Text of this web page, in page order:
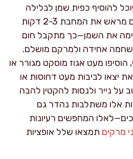
להוסיף כפית שמן לבלילה
עצמה. לפעמים אני מחמם מראש את המחבת 2-3 דקות
את השמן—כך מתקבל חום
אחידה ולמרקם מושלם.
מעט אגוז מוסקט מגורר או
יצאו לביבות מעט דחוסות או
על נייר ולנסות להקטין להבה
אלו משתלבות נהדר גם
המחפשים רעיונות
מרקים תמצאו שלל אופציות